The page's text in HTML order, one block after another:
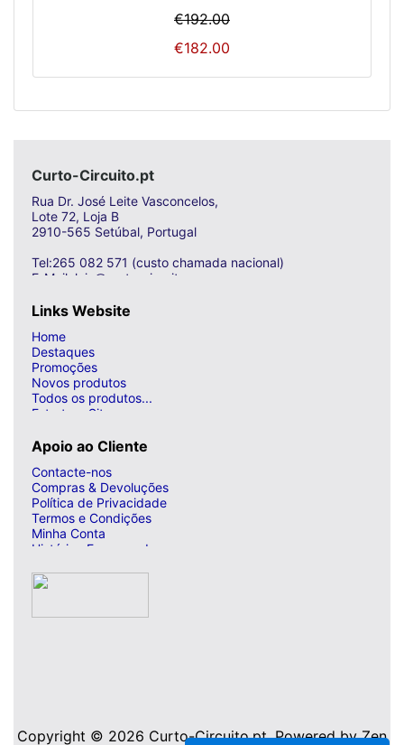
€192.00
€182.00
Curto-Circuito.pt
Rua Dr. José Leite Vasconcelos,
Lote 72, Loja B
2910-565 Setúbal, Portugal
Tel:265 082 571 (custo chamada nacional)
E-Mail: loja@curto-circuito.com
Links Website
Home
Destaques
Promoções
Novos produtos
Todos os produtos...
Estrutura Site
Apoio ao Cliente
Contacte-nos
Compras & Devoluções
Política de Privacidade
Termos e Condições
Minha Conta
Histórico Encomendas
Copyright © 2026 Curto-Circuito.pt. Powered byZen